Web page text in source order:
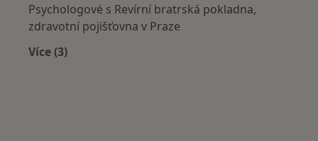
Psychologové s Revírní bratrská pokladna,
zdravotní pojišťovna v Praze
Více (3)